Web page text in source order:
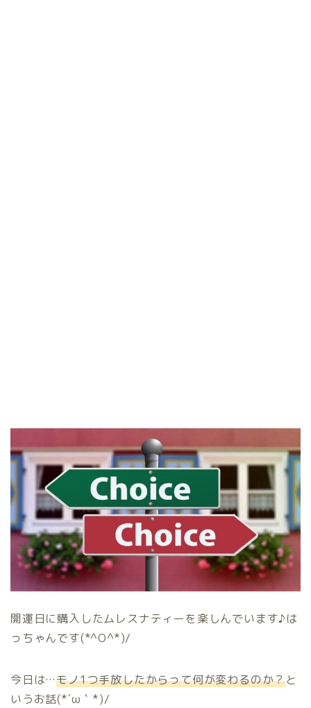
開運日に購入したムレスナティーを楽しんでいます♪は
っちゃんです(*^O^*)/
今日は…モノ1つ手放したからって何が変わるのか？と
いうお話(*´ω｀*)/